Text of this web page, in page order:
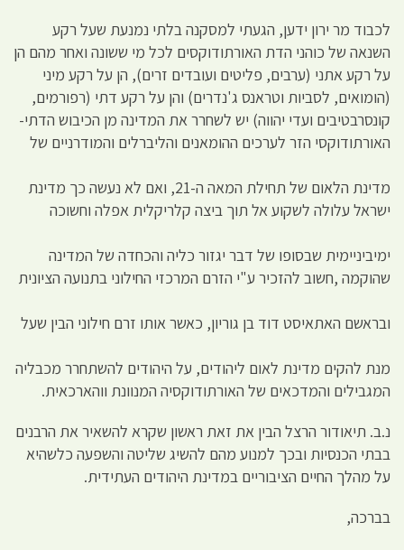
לכבוד מר ירון ידען, הגעתי למסקנה בלתי נמנעת שעל רקע
השנאה של כוהני הדת האורתודוקסים לכל מי ששונה ואחר מהם הן
על רקע אתני (ערבים, פליטים ועובדים זרים), הן על רקע מיני
(הומואים, לסביות וטראנס ג'נדרים) והן על רקע דתי (רפורמים,
קונסרבטיבים ועדי יהווה) יש לשחרר את המדינה מן הכיבוש הדתי-
האורתודוקסי הזר לערכים ההומאנים והליברלים והמודרניים של
מדינת הלאום של תחילת המאה ה-21, ואם לא נעשה כך מדינת
ישראל עלולה לשקוע אל תוך ביצה קלריקלית אפלה וחשוכה
ימיביניימית שבסופו של דבר יגזור כליה והכחדה של המדינה
שהוקמה ,חשוב להזכיר ע"י הזרם המרכזי החילוני בתנועה הציונית
ובראשם האתאיסט דוד בן גוריון, כאשר אותו זרם חילוני הבין שעל
מנת להקים מדינת לאום ליהודים, על היהודים להשתחרר מכבליה
המגבילים והמדכאים של האורתודוקסיה המנוונת ווהארכאית.
נ.ב. תיאודור הרצל הבין את זאת ראשון שקרא להשאיר את הרבנים
בבתי הכנסיות ובכך למנוע מהם להשיג שליטה והשפעה כלשהיא
על מהלך החיים הציבוריים במדינת היהודים העתידית.
בברכה,